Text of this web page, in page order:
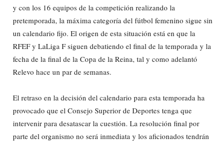
y con los 16 equipos de la competición realizando la
pretemporada, la máxima categoría del fútbol femenino sigue sin
un calendario fijo. El origen de esta situación está en que la
RFEF y LaLiga F siguen debatiendo el final de la temporada y la
fecha de la final de la Copa de la Reina, tal y como adelantó
Relevo hace un par de semanas.
El retraso en la decisión del calendario para esta temporada ha
provocado que el Consejo Superior de Deportes tenga que
intervenir para desatascar la cuestión. La resolución final por
parte del organismo no será inmediata y los aficionados tendrán